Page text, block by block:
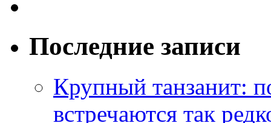
Последние записи
Крупный танзанит:
встречаются так